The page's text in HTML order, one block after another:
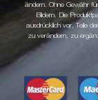
ändern. Ohne Gewähr
Bildern. Die
ausdrücklich vor, Teile
zu verändern, zu